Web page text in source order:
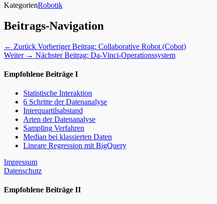
KategorienRobotik
Beitrags-Navigation
← Zurück Vorheriger Beitrag: Collaborative Robot (Cobot)
Weiter → Nächster Beitrag: Da-Vinci-Operationssystem
Empfohlene Beiträge I
Statistische Interaktion
6 Schritte der Datenanalyse
Interquartilsabstand
Arten der Datenanalyse
Sampling Verfahren
Median bei klassierten Daten
Lineare Regression mit BigQuery
Impressum
Datenschutz
Empfohlene Beiträge II